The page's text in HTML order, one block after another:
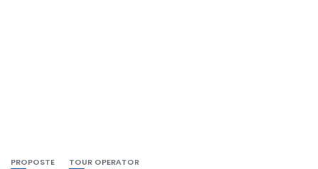
PROPOSTE TOUR OPERATOR